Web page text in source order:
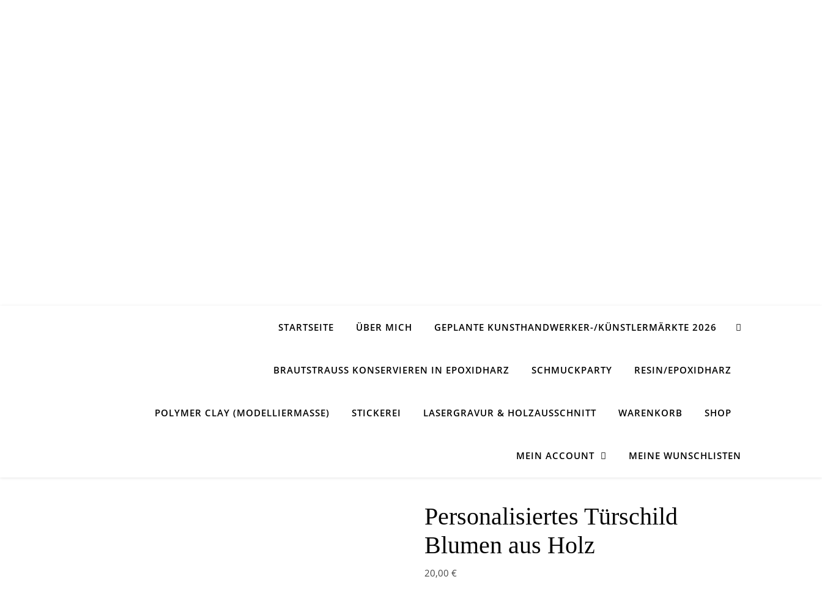
STARTSEITE ÜBER MICH GEPLANTE KUNSTHANDWERKER-/KÜNSTLERMÄRKTE 2026
BRAUTSTRAUSS KONSERVIEREN IN EPOXIDHARZ SCHMUCKPARTY RESIN/EPOXIDHARZ
POLYMER CLAY (MODELLIERMASSE) STICKEREI LASERGRAVUR & HOLZAUSSCHNITT WARENKORB SHOP
MEIN ACCOUNT MEINE WUNSCHLISTEN
Personalisiertes Türschild
Blumen aus Holz
20,00 €